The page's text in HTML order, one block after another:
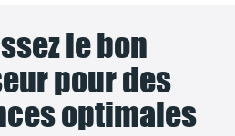
le bon
pour des
optimales